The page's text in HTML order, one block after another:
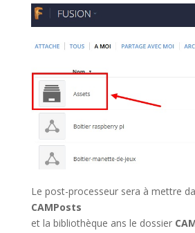
Le post-processeur sera à mettre
CAMPosts
et la bibliothèque ans le dossier